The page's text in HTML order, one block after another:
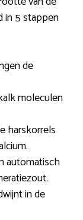
in 5 stappen
de
moleculen
harskorrels
automatisch
in de